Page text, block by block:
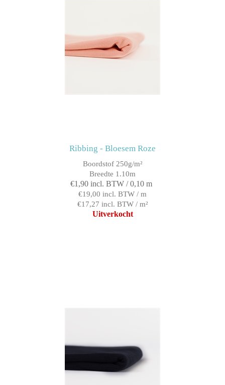
Ribbing - Bloesem Roze
Boordstof 250g/m²
Breedte 1.10m
€1,90 incl. BTW / 0,10 m
€19,00 incl. BTW / m
€17,27 incl. BTW / m²
Uitverkocht